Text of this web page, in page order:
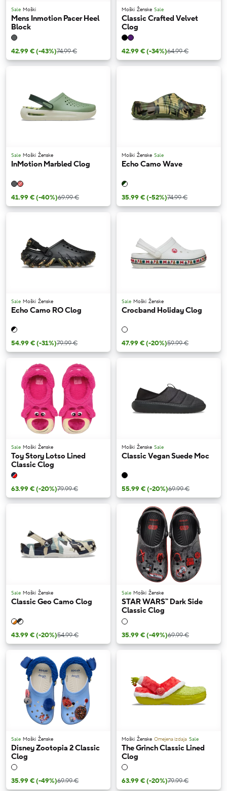
Sale Moški
Mens Inmotion Pacer Heel
Block
42.99 €(-43%)74.99 €
Moški Ženske Sale
Classic Crafted Velvet
Clog
42.99 €(-34%)64.99 €
Sale Moški Ženske
InMotion Marbled Clog
41.99 €(-40%)69.99 €
Moški Ženske Sale
Echo Camo Wave
35.99 €(-52%)74.99 €
Sale Moški Ženske
Echo Camo RO Clog
54.99 €(-31%)79.99 €
Sale Moški Ženske
Crocband Holiday Clog
47.99 €(-20%)59.99 €
Sale Moški Ženske
Toy Story Lotso Lined
Classic Clog
63.99 €(-20%)79.99 €
Moški Ženske Sale
Classic Vegan Suede Moc
55.99 €(-20%)69.99 €
Sale Moški Ženske
Classic Geo Camo Clog
43.99 €(-20%)54.99 €
Sale Moški Ženske
STAR WARS™ Dark Side
Classic Clog
35.99 €(-49%)69.99 €
Sale Moški Ženske
Disney Zootopia 2 Classic
Clog
35.99 €(-49%)69.99 €
Moški Ženske Omejena izdaja Sale
The Grinch Classic Lined
Clog
63.99 €(-20%)79.99 €